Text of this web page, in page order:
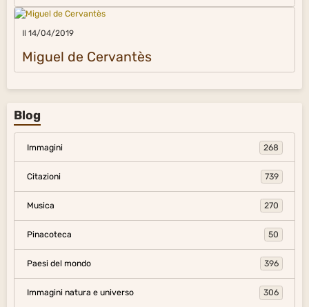
Il 14/04/2019
Miguel de Cervantès
Blog
Immagini 268
Citazioni 739
Musica 270
Pinacoteca 50
Paesi del mondo 396
Immagini natura e universo 306